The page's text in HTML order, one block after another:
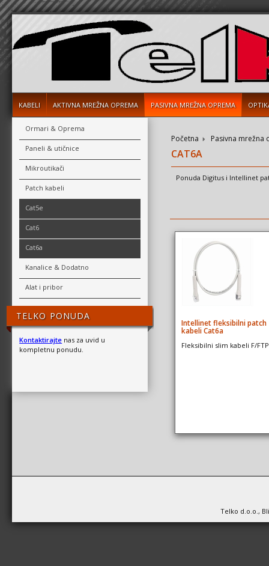
KABELI AKTIVNA MREŽNA OPREMA PASIVNA MREŽNA OPREMA
Ormari & Oprema
Paneli & utičnice
Mikroutikači
Patch kabeli
Cat5e
Cat6
Cat6a
Kanalice & Dodatno
Alat i pribor
TELKO PONUDA
Kontaktirajte nas za uvid u
kompletnu ponudu.
Početna Pasivna mrežna
CAT6A
Ponuda Digitus i Intellinet
Intellinet fleksibilni patch
kabeli Cat6a
Fleksibilni slim kabeli F/FTP
Telko d.o.o.,